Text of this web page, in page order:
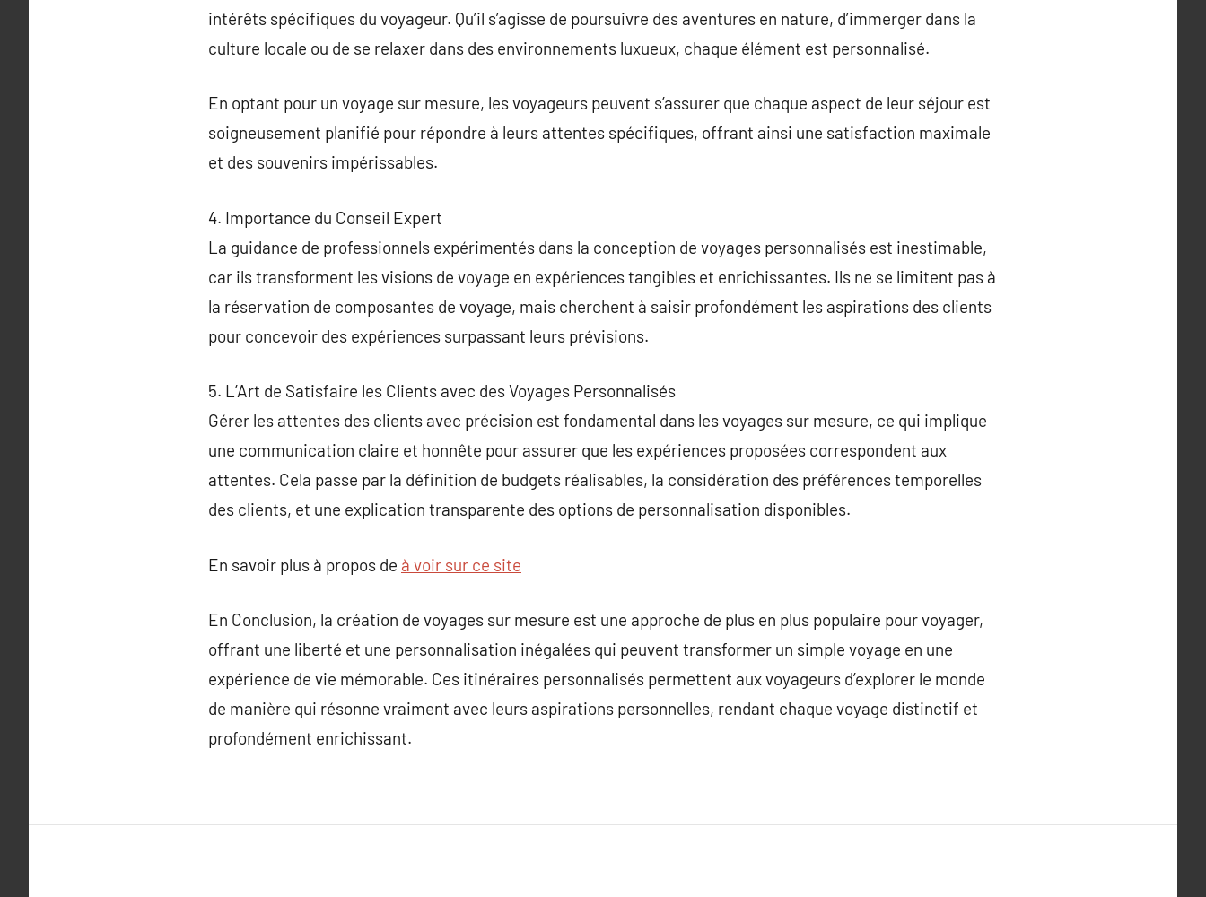
intérêts spécifiques du voyageur. Qu’il s’agisse de poursuivre des aventures en nature, d’immerger dans la
culture locale ou de se relaxer dans des environnements luxueux, chaque élément est personnalisé.
En optant pour un voyage sur mesure, les voyageurs peuvent s’assurer que chaque aspect de leur séjour est
soigneusement planifié pour répondre à leurs attentes spécifiques, offrant ainsi une satisfaction maximale
et des souvenirs impérissables.
4. Importance du Conseil Expert
La guidance de professionnels expérimentés dans la conception de voyages personnalisés est inestimable,
car ils transforment les visions de voyage en expériences tangibles et enrichissantes. Ils ne se limitent pas à
la réservation de composantes de voyage, mais cherchent à saisir profondément les aspirations des clients
pour concevoir des expériences surpassant leurs prévisions.
5. L’Art de Satisfaire les Clients avec des Voyages Personnalisés
Gérer les attentes des clients avec précision est fondamental dans les voyages sur mesure, ce qui implique
une communication claire et honnête pour assurer que les expériences proposées correspondent aux
attentes. Cela passe par la définition de budgets réalisables, la considération des préférences temporelles
des clients, et une explication transparente des options de personnalisation disponibles.
En savoir plus à propos de à voir sur ce site
En Conclusion, la création de voyages sur mesure est une approche de plus en plus populaire pour voyager,
offrant une liberté et une personnalisation inégalées qui peuvent transformer un simple voyage en une
expérience de vie mémorable. Ces itinéraires personnalisés permettent aux voyageurs d’explorer le monde
de manière qui résonne vraiment avec leurs aspirations personnelles, rendant chaque voyage distinctif et
profondément enrichissant.